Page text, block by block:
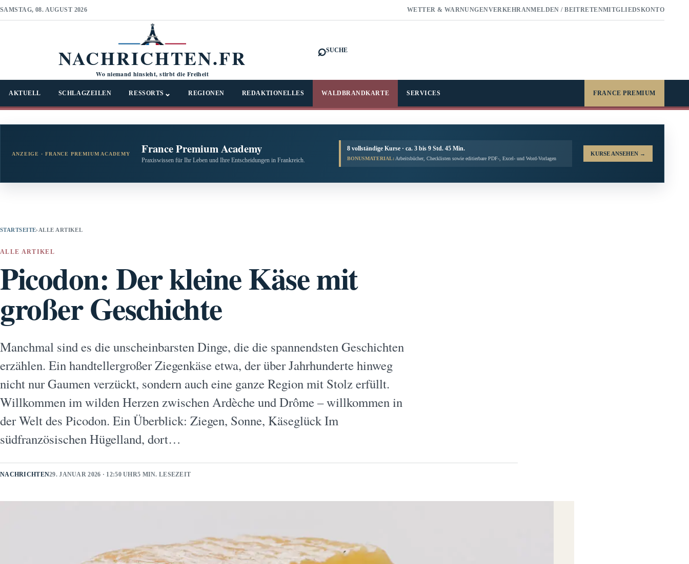
SAMSTAG, 08. AUGUST 2026 WETTER & WARNUNGENVERKEHRANMELDEN / BEITRETENMITGLIEDSKONTO
NACHRICHTEN.FR
Wo niemand hinsieht, stirbt die Freiheit
⌕SUCHE
AKTUELL SCHLAGZEILEN RESSORTS ⌄ REGIONEN REDAKTIONELLES WALDBRANDKARTE SERVICES FRANCE PREMIUM
ANZEIGE · FRANCE PREMIUM ACADEMY France Premium Academy
Praxiswissen für Ihr Leben und Ihre Entscheidungen in Frankreich.
8 vollständige Kurse · ca. 3 bis 9 Std. 45 Min.
BONUSMATERIAL: Arbeitsbücher, Checklisten sowie editierbare PDF-, Excel- und Word-Vorlagen
KURSE ANSEHEN →
STARTSEITE› ALLE ARTIKEL
ALLE ARTIKEL
Picodon: Der kleine Käse mit
großer Geschichte
Manchmal sind es die unscheinbarsten Dinge, die die spannendsten Geschichten
erzählen. Ein handtellergroßer Ziegenkäse etwa, der über Jahrhunderte hinweg
nicht nur Gaumen verzückt, sondern auch eine ganze Region mit Stolz erfüllt.
Willkommen im wilden Herzen zwischen Ardèche und Drôme – willkommen in
der Welt des Picodon. Ein Überblick: Ziegen, Sonne, Käseglück Im
südfranzösischen Hügelland, dort…
NACHRICHTEN29. JANUAR 2026 · 12:50 UHR5 MIN. LESEZEIT